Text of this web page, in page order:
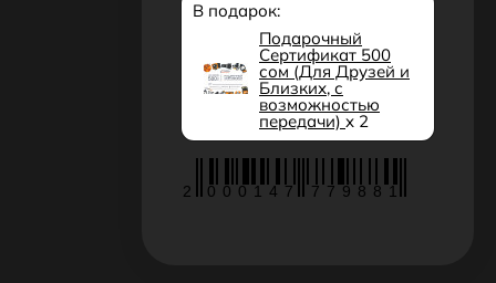
В подарок:
Подарочный
Сертификат 500
сом (Для Друзей и
Близких, с
возможностью
передачи) x 2
2 0 0 0 1 4 7 7 7 9 8 8 1